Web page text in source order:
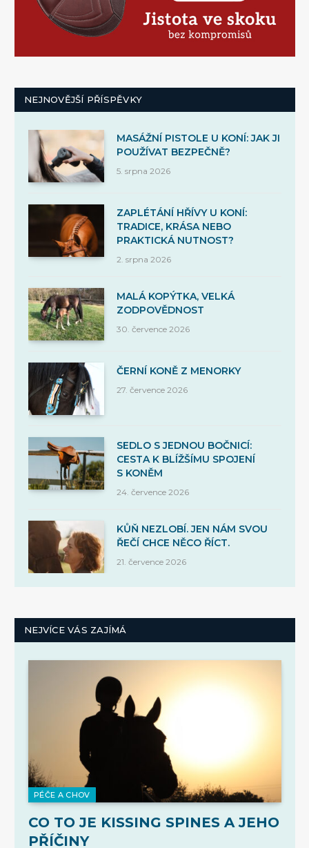
NEJNOVĚJŠÍ PŘÍSPĚVKY
MASÁŽNÍ PISTOLE U KONÍ: JAK JI
POUŽÍVAT BEZPEČNĚ?
5. srpna 2026
ZAPLÉTÁNÍ HŘÍVY U KONÍ:
TRADICE, KRÁSA NEBO
PRAKTICKÁ NUTNOST?
2. srpna 2026
MALÁ KOPÝTKA, VELKÁ
ZODPOVĚDNOST
30. července 2026
ČERNÍ KONĚ Z MENORKY
27. července 2026
SEDLO S JEDNOU BOČNICÍ:
CESTA K BLÍŽŠÍMU SPOJENÍ
S KONĚM
24. července 2026
KŮŇ NEZLOBÍ. JEN NÁM SVOU
ŘEČÍ CHCE NĚCO ŘÍCT.
21. července 2026
NEJVÍCE VÁS ZAJÍMÁ
PÉČE A CHOV
CO TO JE KISSING SPINES A JEHO
PŘÍČINY